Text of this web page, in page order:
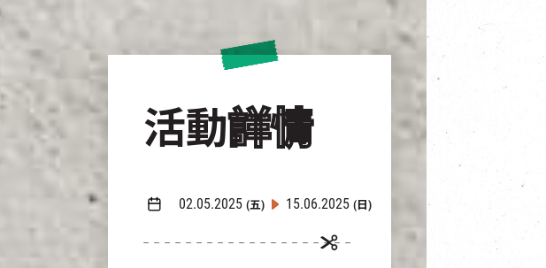
活動詳情
02.05.2025 (五) 15.06.2025 (日)